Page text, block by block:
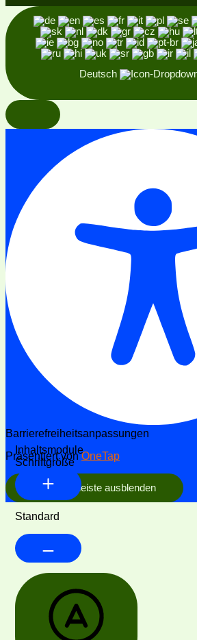
Deutsch
Barrierefreiheitsanpassungen
Präsentiert vonOneTap
Werkzeugleiste ausblenden
Inhaltsmodule
Schriftgröße
Standard